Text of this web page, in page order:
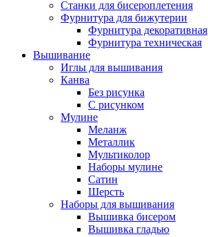
Станки для бисероплетения
Фурнитура для бижутерии
Фурнитура декоративная
Фурнитура техническая
Вышивание
Иглы для вышивания
Канва
Без рисунка
С рисунком
Мулине
Меланж
Металлик
Мультиколор
Наборы мулине
Сатин
Шерсть
Наборы для вышивания
Вышивка бисером
Вышивка гладью